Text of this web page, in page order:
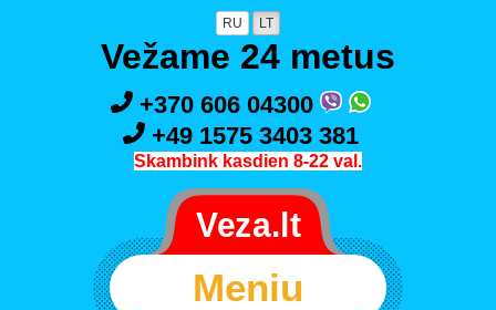
RU LT
Vežame 24 metus
+370 606 04300
+49 1575 3403 381
Skambink kasdien 8-22 val.
Meniu